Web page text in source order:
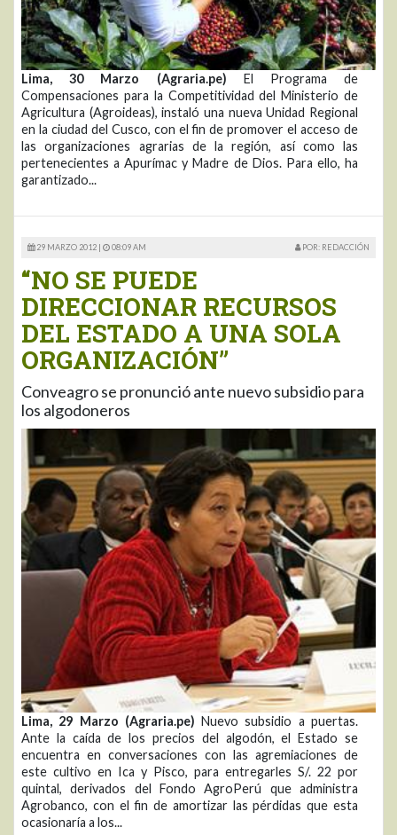
Lima, 30 Marzo (Agraria.pe) El Programa de
Compensaciones para la Competitividad del Ministerio de
Agricultura (Agroideas), instaló una nueva Unidad Regional
en la ciudad del Cusco, con el fin de promover el acceso de
las organizaciones agrarias de la región, así como las
pertenecientes a Apurímac y Madre de Dios. Para ello, ha
garantizado...
29 MARZO 2012 | 08:09 AM POR: REDACCIÓN
“NO SE PUEDE
DIRECCIONAR RECURSOS
DEL ESTADO A UNA SOLA
ORGANIZACIÓN”
Conveagro se pronunció ante nuevo subsidio para
los algodoneros
Lima, 29 Marzo (Agraria.pe)Nuevo subsidio a puertas.
Ante la caída de los precios del algodón, el Estado se
encuentra en conversaciones con las agremiaciones de
este cultivo en Ica y Pisco, para entregarles S/. 22 por
quintal, derivados del Fondo AgroPerú que administra
Agrobanco, con el fin de amortizar las pérdidas que esta
ocasionaría a los...